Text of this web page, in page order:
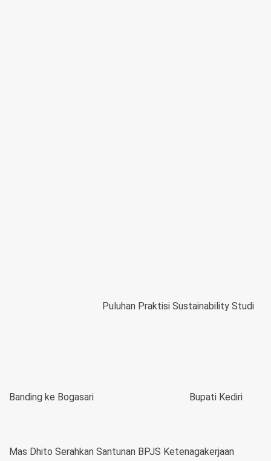
Puluhan Praktisi Sustainability Studi
Banding ke Bogasari Bupati Kediri
Mas Dhito Serahkan Santunan BPJS Ketenagakerjaan